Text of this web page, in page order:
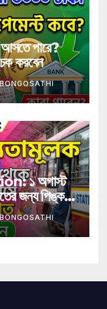
আসতে পারে?
করবেন
১ অগাস্ট
জন্য পিঙ্ক
এখনই